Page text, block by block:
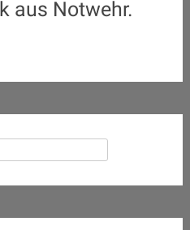
aus Notwehr.